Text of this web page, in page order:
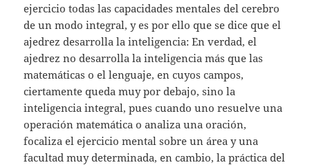
ejercicio todas las capacidades mentales del cerebro
de un modo integral, y es por ello que se dice que el
ajedrez desarrolla la inteligencia: En verdad, el
ajedrez no desarrolla la inteligencia más que las
matemáticas o el lenguaje, en cuyos campos,
ciertamente queda muy por debajo, sino la
inteligencia integral, pues cuando uno resuelve una
operación matemática o analiza una oración,
focaliza el ejercicio mental sobre un área y una
facultad muy determinada, en cambio, la práctica del